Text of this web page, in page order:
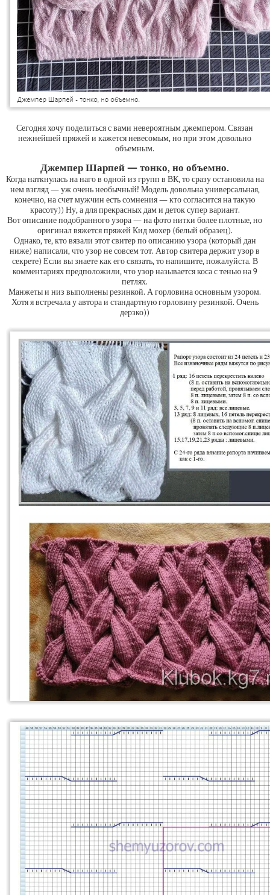
Сегодня хочу поделиться с вами невероятным джемпером. Связан
нежнейшей пряжей и кажется невесомым, но при этом довольно
объемным.
Джемпер Шарпей — тонко, но объемно.
Когда наткнулась на наго в одной из групп в ВК, то сразу остановила на
нем взгляд — уж очень необычный! Модель довольна универсальная,
конечно, на счет мужчин есть сомнения — кто согласится на такую
красоту)) Ну, а для прекрасных дам и деток супер вариант.
Вот описание подобранного узора — на фото нитки более плотные, но
оригинал вяжется пряжей Кид мохер (белый образец).
Однако, те, кто вязали этот свитер по описанию узора (который дан
ниже) написали, что узор не совсем тот. Автор свитера держит узор в
секрете) Если вы знаете как его связать, то напишите, пожалуйста. В
комментариях предположили, что узор называется коса с тенью на 9
петлях.
Манжеты и низ выполнены резинкой. А горловина основным узором.
Хотя я встречала у автора и стандартную горловину резинкой. Очень
дерзко))